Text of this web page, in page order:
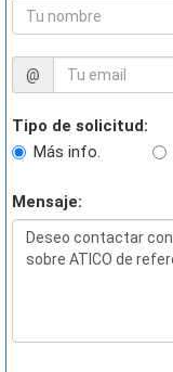
@
Tipo de solicitud:
Más info.
Mensaje: